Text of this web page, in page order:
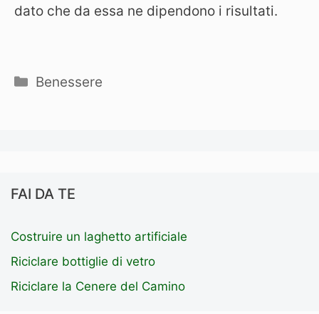
dato che da essa ne dipendono i risultati.
Categorie
Benessere
FAI DA TE
Costruire un laghetto artificiale
Riciclare bottiglie di vetro
Riciclare la Cenere del Camino